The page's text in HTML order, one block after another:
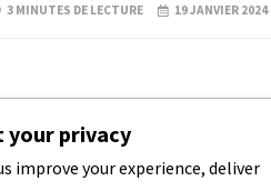
3 MINUTES DE LECTURE 19 JANVIER 2024
your privacy
improve your experience, deliver